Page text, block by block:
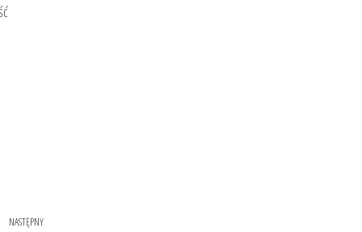
Następny
NASTĘPNY